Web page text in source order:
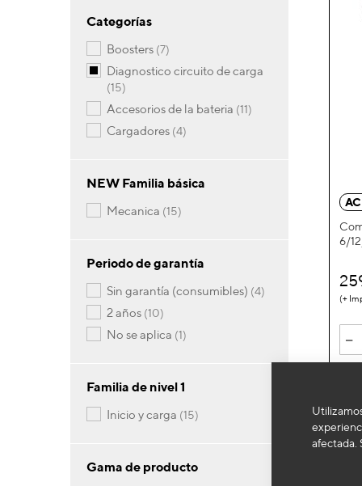
afectada.
6/
-
Categorías
boosters 7artículos
diagnostico circuito de carga
15artículos
accesorios de la bateria 11artículos
cargadores 4artículos
NEW Familia básica
mecanica 15artículos
Periodo de garantía
sin garantía (consumibles) 4artículos
2 años 10artículos
no se aplica 1artículo
Familia de nivel 1
inicio y carga 15artículos
Gama de producto